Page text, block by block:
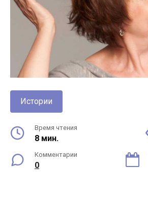
Истории
Время чтения
8 мин.
Комментарии
0